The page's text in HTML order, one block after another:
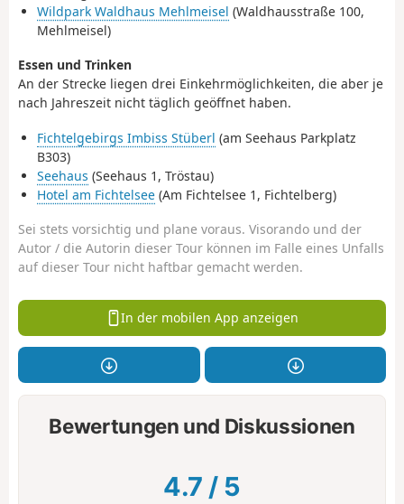
Wildpark Waldhaus Mehlmeisel (Waldhausstraße 100,
Mehlmeisel)
Essen und Trinken
An der Strecke liegen drei Einkehrmöglichkeiten, die aber je
nach Jahreszeit nicht täglich geöffnet haben.
Fichtelgebirgs Imbiss Stüberl (am Seehaus Parkplatz
B303)
Seehaus (Seehaus 1, Tröstau)
Hotel am Fichtelsee (Am Fichtelsee 1, Fichtelberg)
Sei stets vorsichtig und plane voraus. Visorando und der
Autor / die Autorin dieser Tour können im Falle eines Unfalls
auf dieser Tour nicht haftbar gemacht werden.
In der mobilen App anzeigen
Bewertungen und Diskussionen
4.7 / 5